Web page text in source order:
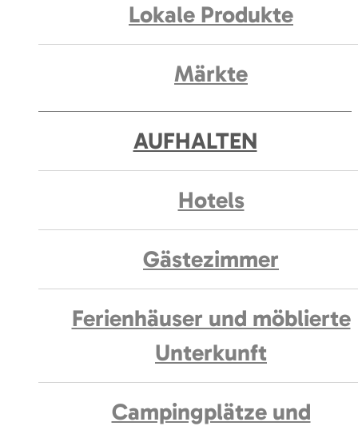
Lokale Produkte
Märkte
AUFHALTEN
Hotels
Gästezimmer
Ferienhäuser und möblierte
Unterkunft
Campingplätze und